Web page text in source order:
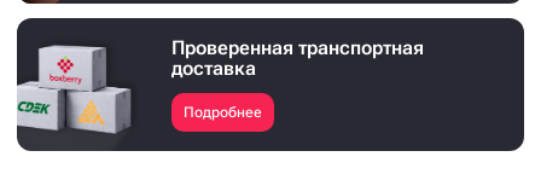
Проверенная транспортная
доставка
Подробнее